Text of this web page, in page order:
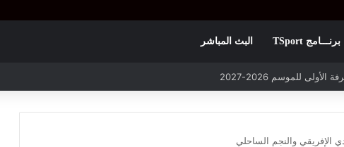
برنـــامج TSport البث المباشر